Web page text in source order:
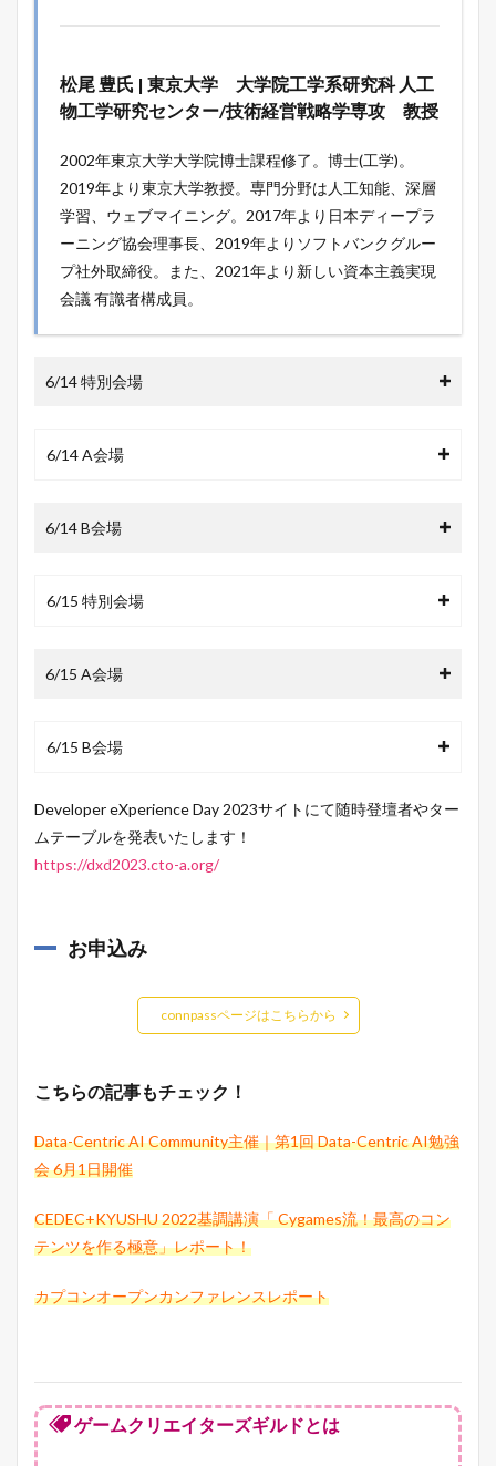
松尾 豊氏 | 東京大学 大学院工学系研究科 人工
物工学研究センター/技術経営戦略学専攻 教授
2002年東京大学大学院博士課程修了。博士(工学)。
2019年より東京大学教授。専門分野は人工知能、深層
学習、ウェブマイニング。2017年より日本ディープラ
ーニング協会理事長、2019年よりソフトバンクグルー
プ社外取締役。また、2021年より新しい資本主義実現
会議 有識者構成員。
6/14 特別会場
6/14 A会場
6/14 B会場
6/15 特別会場
6/15 A会場
6/15 B会場
Developer eXperience Day 2023サイトにて随時登壇者やター
ムテーブルを発表いたします！
https://dxd2023.cto-a.org/
お申込み
connpassページはこちらから
こちらの記事もチェック！
Data-Centric AI Community主催｜第1回 Data-Centric AI勉強
会 6月1日開催
CEDEC+KYUSHU 2022基調講演「 Cygames流！最高のコン
テンツを作る極意」レポート！
カプコンオープンカンファレンスレポート
ゲームクリエイターズギルドとは